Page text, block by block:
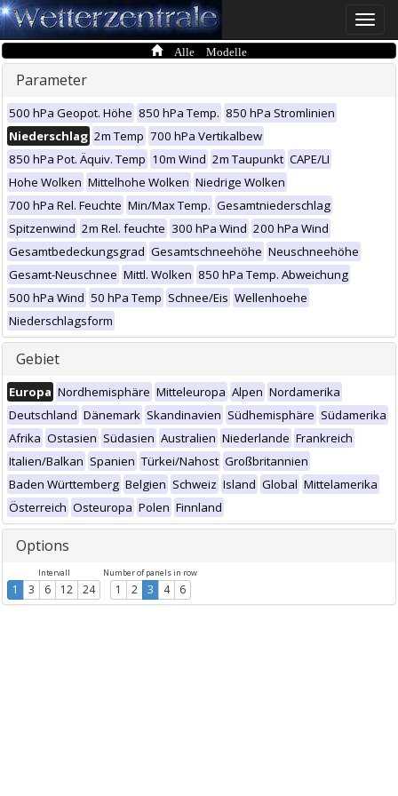
Toggle
Alle Modelle
Parameter
500 hPa Geopot. Höhe 850 hPa Temp. 850 hPa Stromlinien
Niederschlag 2m Temp 700 hPa Vertikalbew
850 hPa Pot. Äquiv. Temp 10m Wind 2m Taupunkt CAPE/LI
Hohe Wolken Mittelhohe Wolken Niedrige Wolken
700 hPa Rel. Feuchte Min/Max Temp. Gesamtniederschlag
Spitzenwind 2m Rel. feuchte 300 hPa Wind 200 hPa Wind
Gesamtbedeckungsgrad Gesamtschneehöhe Neuschneehöhe
Gesamt-Neuschnee Mittl. Wolken 850 hPa Temp. Abweichung
500 hPa Wind 50 hPa Temp Schnee/Eis Wellenhoehe
Niederschlagsform
Gebiet
Europa Nordhemisphäre Mitteleuropa Alpen Nordamerika
Deutschland Dänemark Skandinavien Südhemisphäre Südamerika
Afrika Ostasien Südasien Australien Niederlande Frankreich
Italien/Balkan Spanien Türkei/Nahost Großbritannien
Baden Württemberg Belgien Schweiz Island Global Mittelamerika
Österreich Osteuropa Polen Finnland
Options
Intervall
1 3 6 12 24
Number of panels in row
1 2 3 4 6